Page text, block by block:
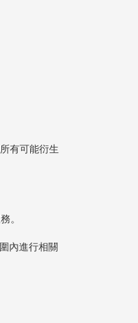
有可能衍生
。
內進行相關